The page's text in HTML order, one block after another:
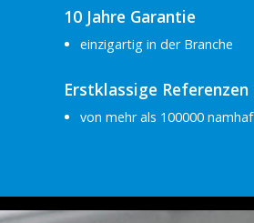
10 Jahre Garantie
einzigartig in der Branche
Erstklassige Referenzen
von mehr als 100000